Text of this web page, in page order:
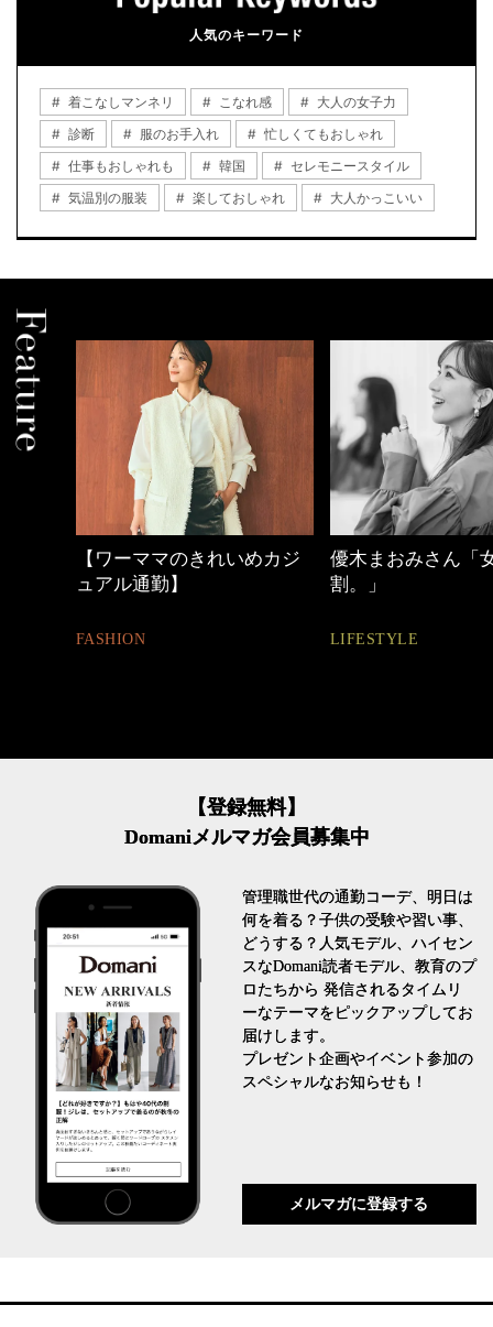
人気のキーワード
着こなしマンネリ こなれ感
大人の女子力
診断
服のお手入れ
忙しくてもおしゃれ
仕事もおしゃれも
韓国
セレモニースタイル
気温別の服装
楽しておしゃれ 大人かっこいい
ワーママのきれいめカジ
アル通勤】
優木まおみさん「女の時間
LIFESTYLE
【登録無料】
Domaniメルマガ会員募集中
管理職世代の通勤コーデ、明日は
何を着る？子供の受験や習い事、
どうする？人気モデル、ハイセン
スなDomani読者モデル、教育のプ
ロたちから 発信されるタイムリ
ーなテーマをピックアップしてお
届けします。
プレゼント企画やイベント参加の
スペシャルなお知らせも！
メルマガに登録する